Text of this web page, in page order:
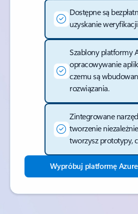
Dostępne są
uzyskanie
Szablony platformy
opracowywanie
czemu są
rozwiązania.
Zintegrowane
tworzenie
tworzysz prototypy,
Wypróbuj platformę